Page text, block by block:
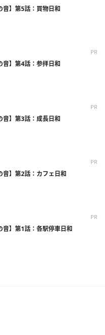
音】第5話：買物日和
PR
音】第4話：参拝日和
PR
音】第3話：成長日和
PR
音】第2話：カフェ日和
PR
音】第1話：各駅停車日和